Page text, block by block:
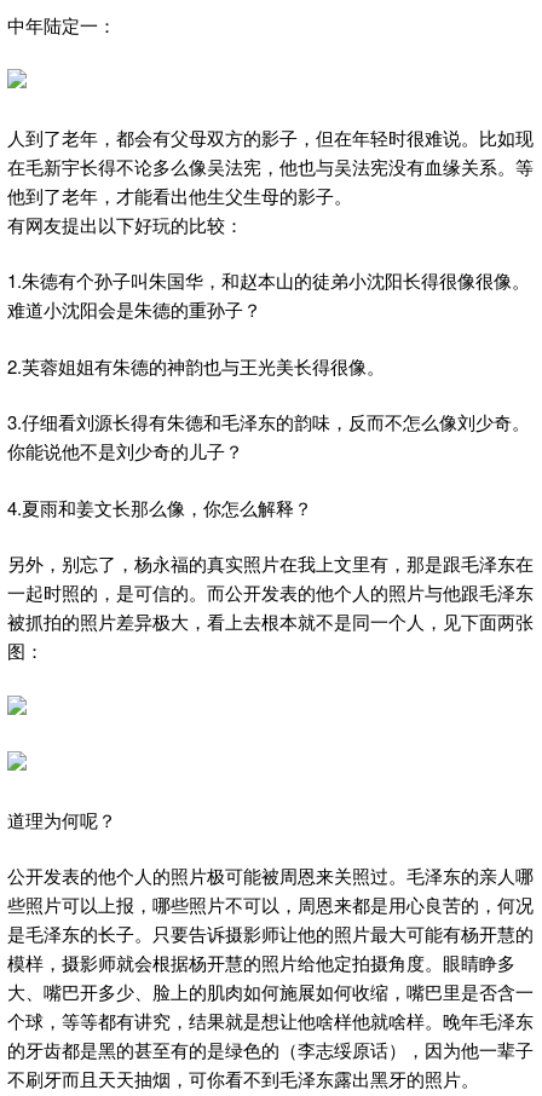
中年陆定一：
人到了老年，都会有父母双方的影子，但在年轻时很难说。比如现
在毛新宇长得不论多么像吴法宪，他也与吴法宪没有血缘关系。等
他到了老年，才能看出他生父生母的影子。
有网友提出以下好玩的比较：
1.朱德有个孙子叫朱国华，和赵本山的徒弟小沈阳长得很像很像。
难道小沈阳会是朱德的重孙子？
2.芙蓉姐姐有朱德的神韵也与王光美长得很像。
3.仔细看刘源长得有朱德和毛泽东的韵味，反而不怎么像刘少奇。
你能说他不是刘少奇的儿子？
4.夏雨和姜文长那么像，你怎么解释？
另外，别忘了，杨永福的真实照片在我上文里有，那是跟毛泽东在
一起时照的，是可信的。而公开发表的他个人的照片与他跟毛泽东
被抓拍的照片差异极大，看上去根本就不是同一个人，见下面两张
图：
道理为何呢？
公开发表的他个人的照片极可能被周恩来关照过。毛泽东的亲人哪
些照片可以上报，哪些照片不可以，周恩来都是用心良苦的，何况
是毛泽东的长子。只要告诉摄影师让他的照片最大可能有杨开慧的
模样，摄影师就会根据杨开慧的照片给他定拍摄角度。眼睛睁多
大、嘴巴开多少、脸上的肌肉如何施展如何收缩，嘴巴里是否含一
个球，等等都有讲究，结果就是想让他啥样他就啥样。晚年毛泽东
的牙齿都是黑的甚至有的是绿色的（李志绥原话），因为他一辈子
不刷牙而且天天抽烟，可你看不到毛泽东露出黑牙的照片。